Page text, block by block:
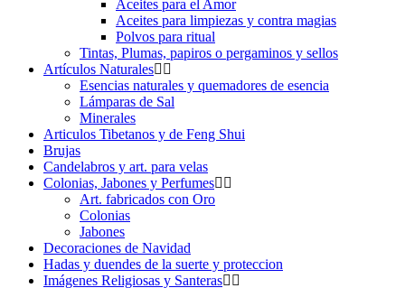
Aceites para el Amor
Aceites para limpiezas y contra magias
Polvos para ritual
Tintas, Plumas, papiros o pergaminos y sellos
Artículos Naturales
Esencias naturales y quemadores de esencia
Lámparas de Sal
Minerales
Articulos Tibetanos y de Feng Shui
Brujas
Candelabros y art. para velas
Colonias, Jabones y Perfumes
Art. fabricados con Oro
Colonias
Jabones
Decoraciones de Navidad
Hadas y duendes de la suerte y proteccion
Imágenes Religiosas y Santeras